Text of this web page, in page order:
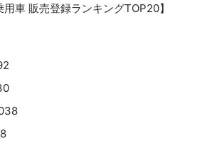
用車 販売登録ランキングTOP20】